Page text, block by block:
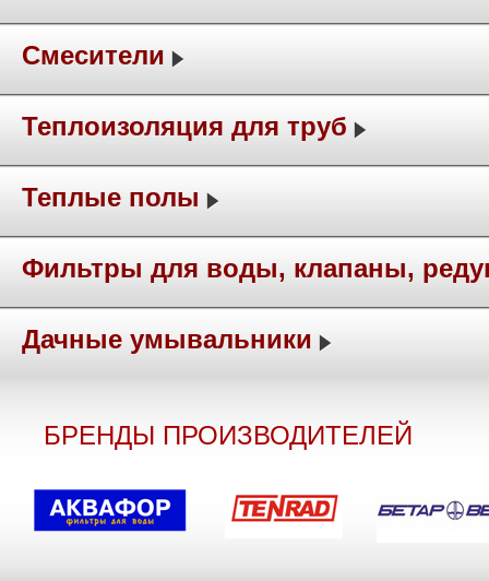
Смесители
Теплоизоляция для труб
Теплые полы
Фильтры для воды, клапаны,
Дачные умывальники
БРЕНДЫ ПРОИЗВОДИТЕЛЕЙ